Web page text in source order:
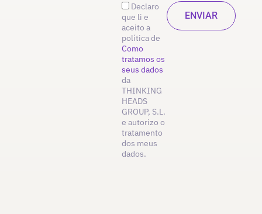
Declaro
que li e
aceito a
política de
Como
tratamos os
seus dados
da
THINKING
HEADS
GROUP, S.L.
e autorizo o
tratamento
dos meus
dados.